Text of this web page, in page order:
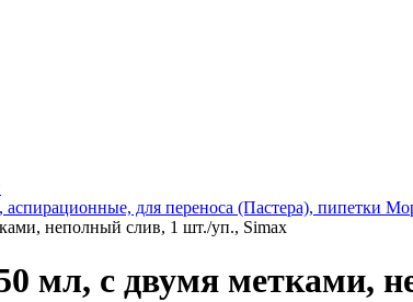
для переноса (Пастера), пипетки
неполный слив, 1 шт./уп., Simax
мл, с двумя метками,